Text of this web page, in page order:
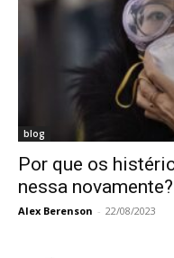
blog
Por que os
nessa novamente?
Alex Berenson - 22/08/2023